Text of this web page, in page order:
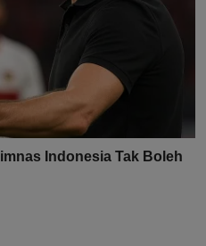
Indonesia Tak Boleh